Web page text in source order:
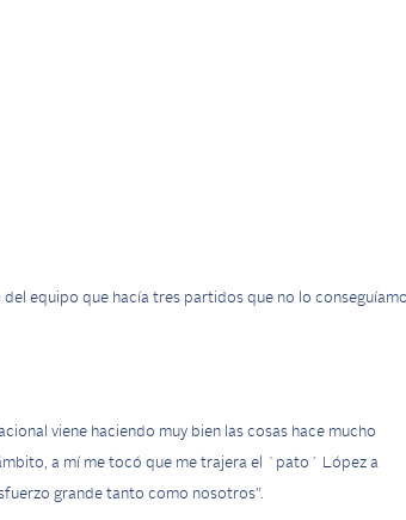
equipo que hacía tres partidos que no lo
viene haciendo muy bien las cosas hace mucho
a mí me tocó que me trajera el `pato´ López a
grande tanto como nosotros”.